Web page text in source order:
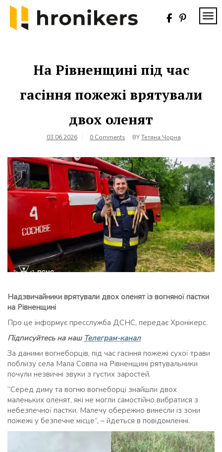
Skip
content
На Рівненщині під час
гасіння пожежі врятували
двох оленят
03.06.2026 0 Comments BYТетяна Чорна
Надзвичайники врятували двох оленят із вогняної пастки
на Рівненщині
Про це інформує пресслужба ДСНС, передає Хронікерс.
Підписуйтесь на наш Телеграм-канал
За даними вогнеборців, під час гасіння пожежі сухої трави
поблизу села Мала Совпа на Рівненщині рятувальники
почули незвичні звуки з густих заростей.
“Серед диму та вогню вогнеборці знайшли двох
маленьких оленят, які не могли самостійно вибратися з
небезпечної пастки. Малечу обережно винесли із зони
пожежі у безпечне місце”, – йдеться в повідомленні.